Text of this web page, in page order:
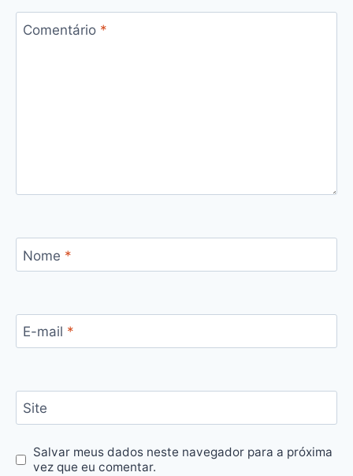
Comentário *
Nome *
E-mail *
Site
Salvar meus dados neste navegador para a próxima
vez que eu comentar.